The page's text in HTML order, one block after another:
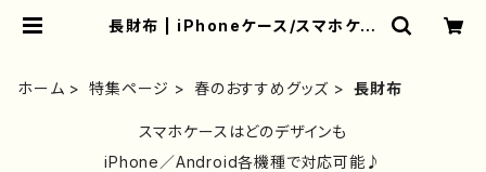
長財布 | iPhoneケース/スマホケー
アリうさ
ホーム 特集ページ 春のおすすめグッズ 長財布
スマホケースはどのデザインも
iPhone／Android各機種で対応可能♪